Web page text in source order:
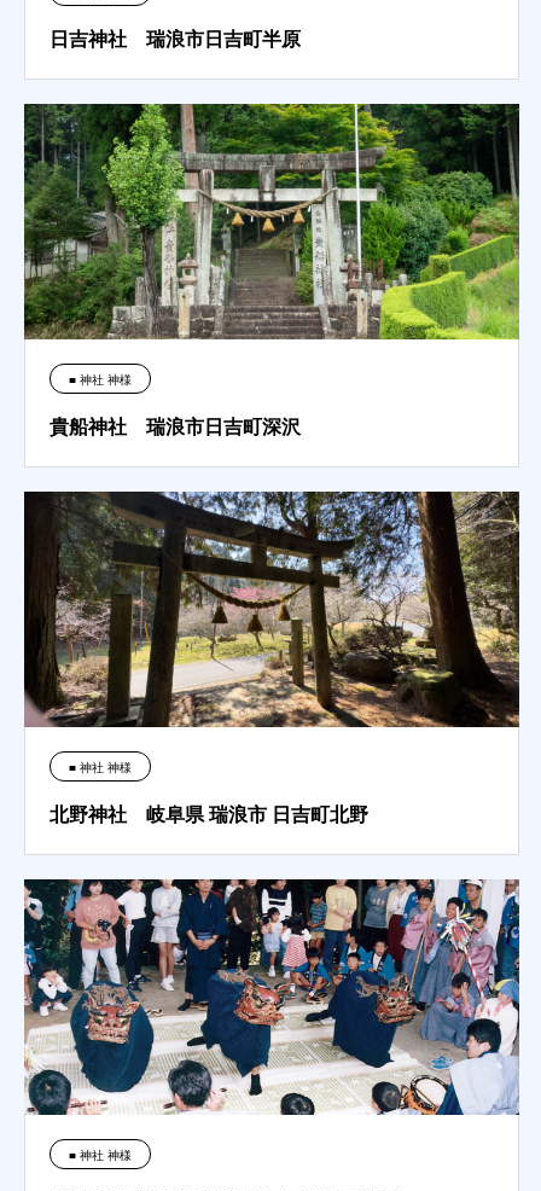
日吉神社 瑞浪市日吉町半原
■ 神社 神様
貴船神社 瑞浪市日吉町深沢
■ 神社 神様
北野神社 岐阜県 瑞浪市 日吉町北野
■ 神社 神様